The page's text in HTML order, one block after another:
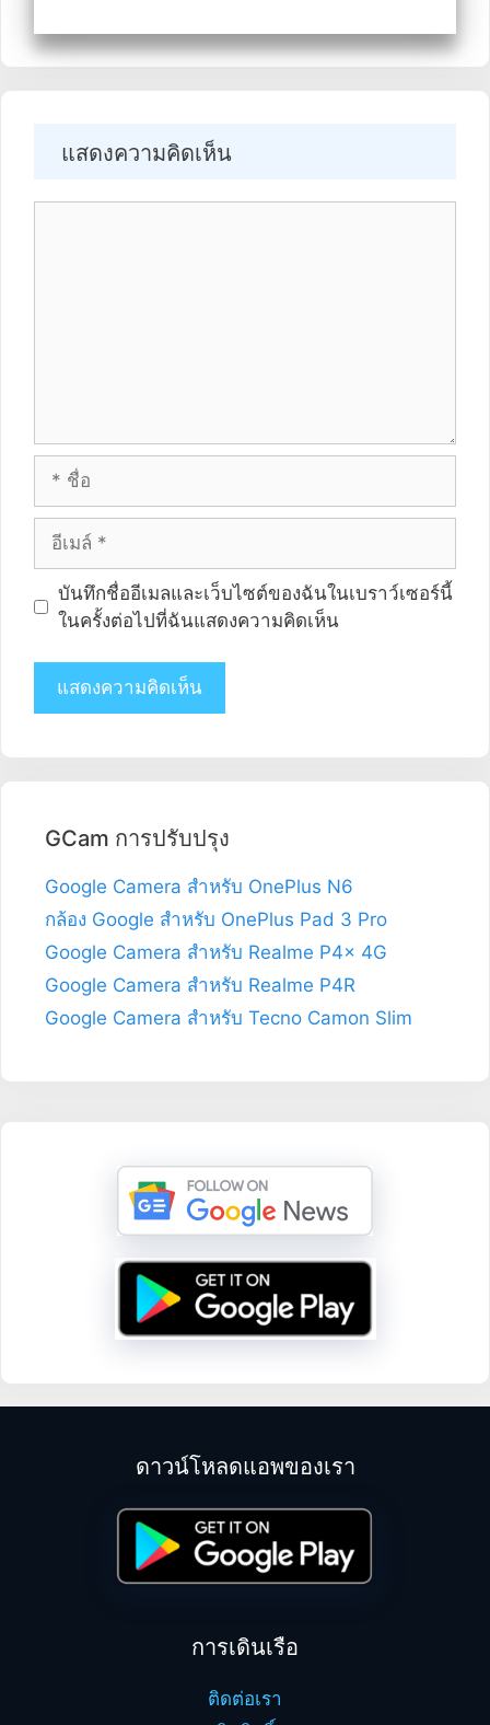
แสดงความคิดเห็น
อีเมล
จอง
ทาง
บันทึกชื่ออีเมลและเว็บไซต์ของฉันในเบราว์เซอร์นี้
ในครั้งต่อไปที่ฉันแสดงความคิดเห็น
GCam การปรับปรุง
Google Camera สำหรับ OnePlus N6
กล้อง Google สำหรับ OnePlus Pad 3 Pro
Google Camera สำหรับ Realme P4x 4G
Google Camera สำหรับ Realme P4R
Google Camera สำหรับ Tecno Camon Slim
ดาวน์โหลดแอพของเรา
การเดินเรือ
ติดต่อเรา